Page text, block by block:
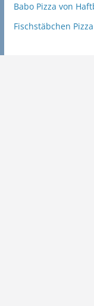
Babo Pizza von
Fischstäbchen